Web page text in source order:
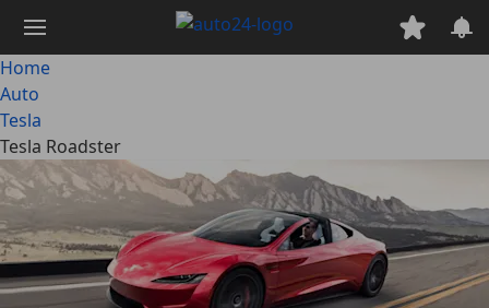
contenuto
principale
Home
Auto
Tesla
Tesla Roadster